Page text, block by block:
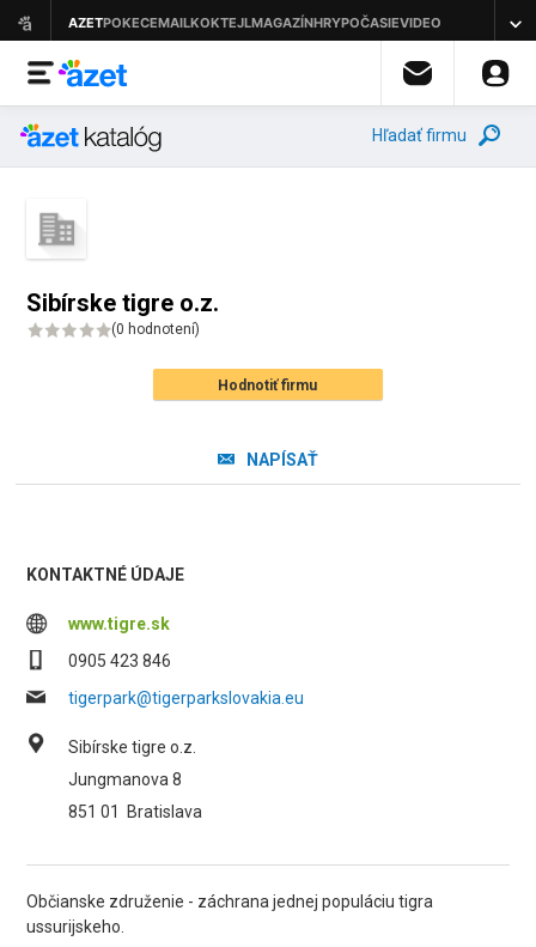
Hľadať firmu
Sibírske tigre o.z.
(0 hodnotení)
Hodnotiť firmu
NAPÍSAŤ
KONTAKTNÉ ÚDAJE
www.tigre.sk
0905 423 846
tigerpark@tigerparkslovakia.eu
Sibírske tigre o.z.
Jungmanova 8
851 01
Bratislava
Občianske združenie - záchrana jednej populáciu tigra
ussurijskeho.